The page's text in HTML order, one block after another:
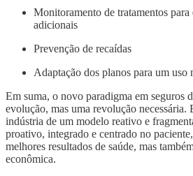
Monitoramento de tratamentos para
adicionais
Prevenção de recaídas
Adaptação dos planos para um uso
Em suma, o novo paradigma em seguros
evolução, mas uma revolução necessária.
indústria de um modelo reativo e
proativo, integrado e centrado no
melhores resultados de saúde, mas
econômica.